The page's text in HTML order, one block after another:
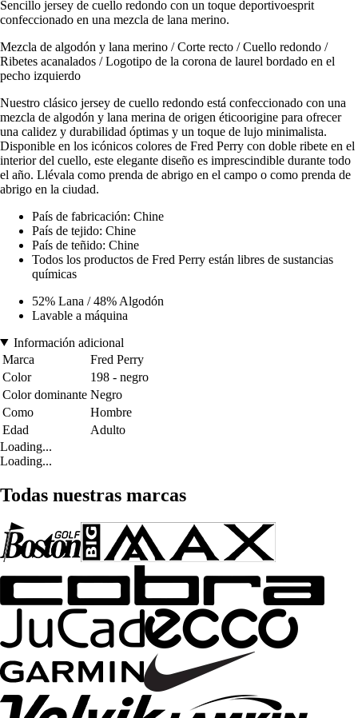
Sencillo jersey de cuello redondo con un toque deportivoesprit
confeccionado en una mezcla de lana merino.
Mezcla de algodón y lana merino / Corte recto / Cuello redondo /
Ribetes acanalados / Logotipo de la corona de laurel bordado en el
pecho izquierdo
Nuestro clásico jersey de cuello redondo está confeccionado con una
mezcla de algodón y lana merina de origen éticoorigine para ofrecer
una calidez y durabilidad óptimas y un toque de lujo minimalista.
Disponible en los icónicos colores de Fred Perry con doble ribete en el
interior del cuello, este elegante diseño es imprescindible durante todo
el año. Llévala como prenda de abrigo en el campo o como prenda de
abrigo en la ciudad.
País de fabricación: Chine
País de tejido: Chine
País de teñido: Chine
Todos los productos de Fred Perry están libres de sustancias
químicas
52% Lana / 48% Algodón
Lavable a máquina
Información adicional
Marca
Fred Perry
Color
198 - negro
Color dominante Negro
Como
Hombre
Edad
Adulto
Loading...
Loading...
Todas nuestras marcas